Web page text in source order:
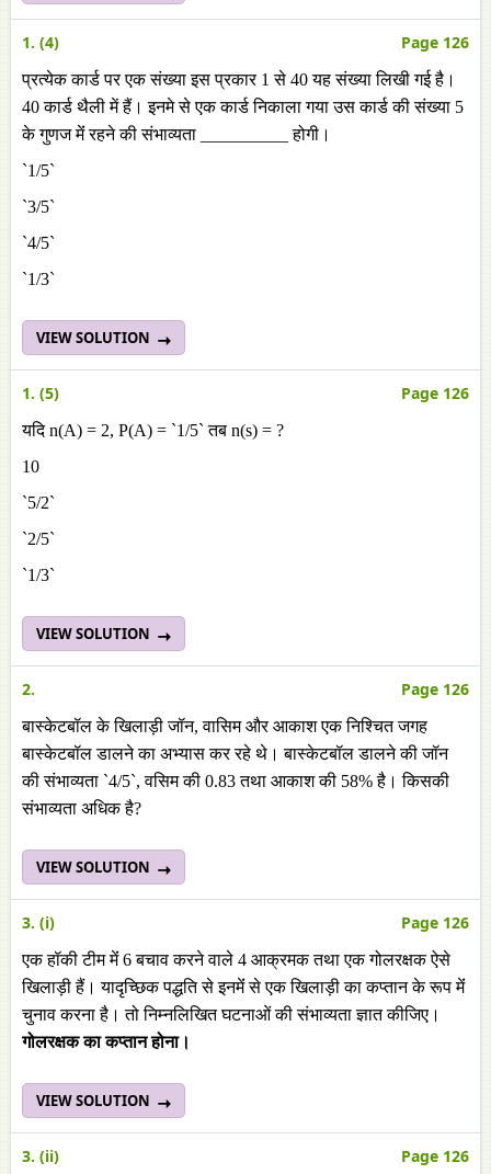
1. (4) Page 126
प्रत्येक कार्ड पर एक संख्या इस प्रकार 1 से 40 यह संख्या लिखी गई है।
40 कार्ड थैली में हैं। इनमे से एक कार्ड निकाला गया उस कार्ड की संख्या 5
के गुणज मेंं रहने की संभाव्यता __________ होगी।
`1/5`
`3/5`
`4/5`
`1/3`
VIEW SOLUTION
1. (5) Page 126
यदि n(A) = 2, P(A) = `1/5` तब n(s) = ?
10
`5/2`
`2/5`
`1/3`
VIEW SOLUTION
2. Page 126
बास्केटबॉल के खिलाड़ी जॉन, वासिम और आकाश एक निश्चित जगह
बास्केटबॉल डालने का अभ्यास कर रहे थे। बास्केटबॉल डालने की जॉन
की संभाव्यता `4/5`, वसिम की 0.83 तथा आकाश की 58% है। किसकी
संभाव्यता अधिक है?
VIEW SOLUTION
3. (i) Page 126
एक हॉकी टीम मेंं 6 बचाव करने वाले 4 आक्रमक तथा एक गोलरक्षक ऐसे
खिलाड़ी हैं। यादृच्छिक पद्धति से इनमेंं से एक खिलाड़ी का कप्तान के रूप मेंं
चुनाव करना है। तो निम्नलिखित घटनाओं की संभाव्यता ज्ञात कीजिए।
गोलरक्षक का कप्तान होना।
VIEW SOLUTION
3. (ii) Page 126